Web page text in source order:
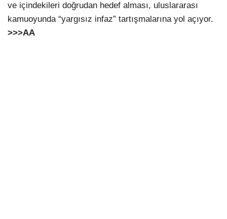
ve içindekileri doğrudan hedef alması, uluslararası
kamuoyunda “yargısız infaz” tartışmalarına yol açıyor.
>>>AA